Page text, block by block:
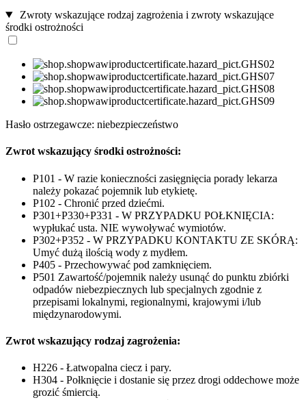
Zwroty wskazujące rodzaj zagrożenia i zwroty wskazujące
środki ostrożności
Hasło ostrzegawcze: niebezpieczeństwo
Zwrot wskazujący środki ostrożności:
P101 - W razie konieczności zasięgnięcia porady lekarza
należy pokazać pojemnik lub etykietę.
P102 - Chronić przed dziećmi.
P301+P330+P331 - W PRZYPADKU POŁKNIĘCIA:
wypłukać usta. NIE wywoływać wymiotów.
P302+P352 - W PRZYPADKU KONTAKTU ZE SKÓRĄ:
Umyć dużą ilością wody z mydłem.
P405 - Przechowywać pod zamknięciem.
P501 Zawartość/pojemnik należy usunąć do punktu zbiórki
odpadów niebezpiecznych lub specjalnych zgodnie z
przepisami lokalnymi, regionalnymi, krajowymi i/lub
międzynarodowymi.
Zwrot wskazujący rodzaj zagrożenia:
H226 - Łatwopalna ciecz i pary.
H304 - Połknięcie i dostanie się przez drogi oddechowe może
grozić śmiercią.